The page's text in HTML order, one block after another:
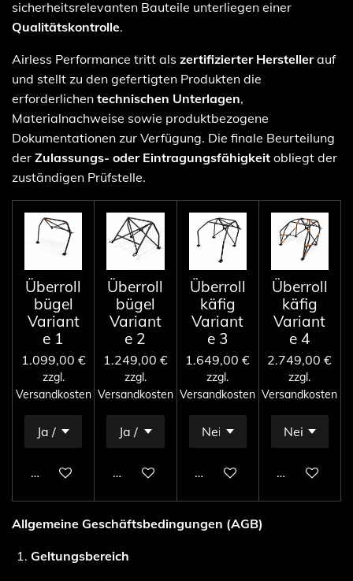
sicherheitsrelevanten Bauteile unterliegen einer
Qualitätskontrolle.
Airless Performance tritt als zertifizierter Herstellerauf
und stellt zu den gefertigten Produkten die
erforderlichen technischen Unterlagen,
Materialnachweise sowie produktbezogene
Dokumentationen zur Verfügung. Die finale Beurteilung
der Zulassungs- oder Eintragungsfähigkeit obliegt der
zuständigen Prüfstelle.
Überroll
bügel
Variant
e 1
1.099,00 €
zzgl.
Versandkosten
In den Warenkorb
Überroll
bügel
Variant
e 2
1.249,00 €
zzgl.
Versandkosten
In den Warenkorb
Überroll
käfig
Variant
e 3
1.649,00 €
zzgl.
Versandkosten
In den Warenkorb
Überroll
käfig
Variant
e 4
2.749,00 €
zzgl.
Versandkosten
In den
Allgemeine Geschäftsbedingungen (AGB)
Geltungsbereich